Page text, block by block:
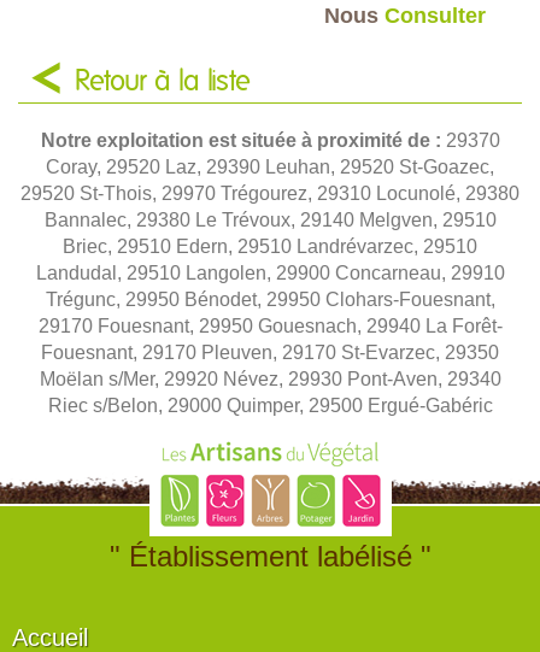
Nous Consulter
Retour à la liste
Notre exploitation est située à proximité de : 29370
Coray, 29520 Laz, 29390 Leuhan, 29520 St-Goazec,
29520 St-Thois, 29970 Trégourez, 29310 Locunolé, 29380
Bannalec, 29380 Le Trévoux, 29140 Melgven, 29510
Briec, 29510 Edern, 29510 Landrévarzec, 29510
Landudal, 29510 Langolen, 29900 Concarneau, 29910
Trégunc, 29950 Bénodet, 29950 Clohars-Fouesnant,
29170 Fouesnant, 29950 Gouesnach, 29940 La Forêt-
Fouesnant, 29170 Pleuven, 29170 St-Evarzec, 29350
Moëlan s/Mer, 29920 Névez, 29930 Pont-Aven, 29340
Riec s/Belon, 29000 Quimper, 29500 Ergué-Gabéric
" Établissement labélisé "
Accueil